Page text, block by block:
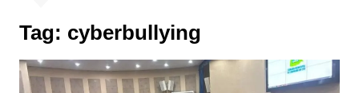
Tag: cyberbullying